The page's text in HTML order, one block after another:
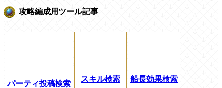
攻略編成用ツール記事
パーティ投稿検索
スキル検索 船長効果検索